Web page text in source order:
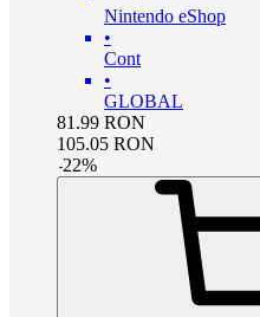
Nintendo eShop
•
Cont
•
GLOBAL
81.99 RON
105.05 RON
-22%